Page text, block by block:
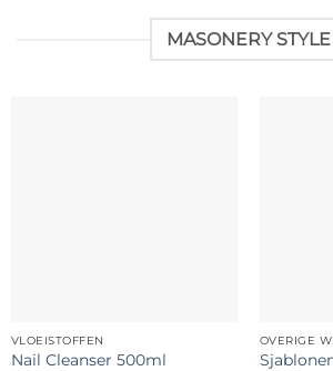
MASONERY STYLE
VLOEISTOFFEN
Nail Cleanser 500ml
OVERIGE